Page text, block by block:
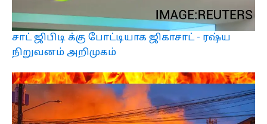
சாட் ஜிபிடி க்கு போட்டியாக ஜிகாசாட் - ரஷ்ய
நிறுவனம் அறிமுகம்